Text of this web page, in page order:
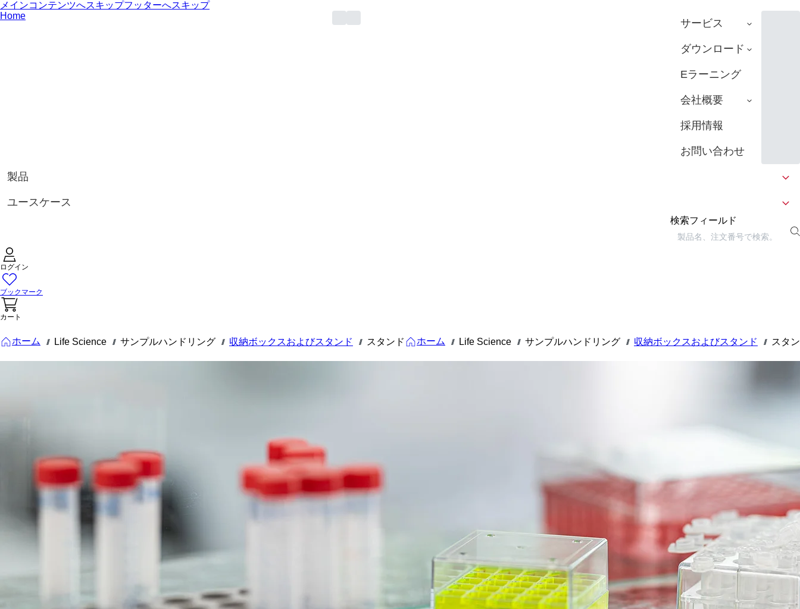
メインコンテンツへスキップフッターへスキップ
Home
サービス
ダウンロード
Eラーニング
会社概要
採用情報
お問い合わせ
製品
ユースケース
検索フィールド
ログイン
ブックマーク
カート
ホーム /// Life Science /// サンプルハンドリング /// 収納ボックスおよびスタンド /// スタンド ホーム /// Life Science /// サンプルハンドリング /// 収納ボックスおよびスタンド /// スタ